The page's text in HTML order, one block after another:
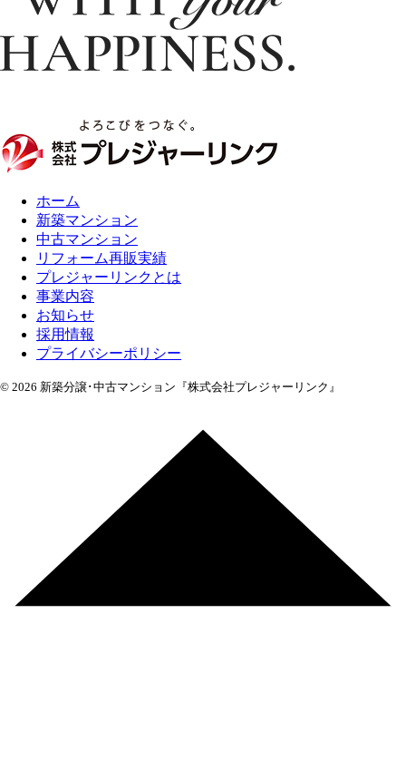
ホーム
新築マンション
中古マンション
リフォーム再販実績
プレジャーリンクとは
事業内容
お知らせ
採用情報
プライバシーポリシー
© 2026 新築分譲･中古マンション『株式会社プレジャーリンク』